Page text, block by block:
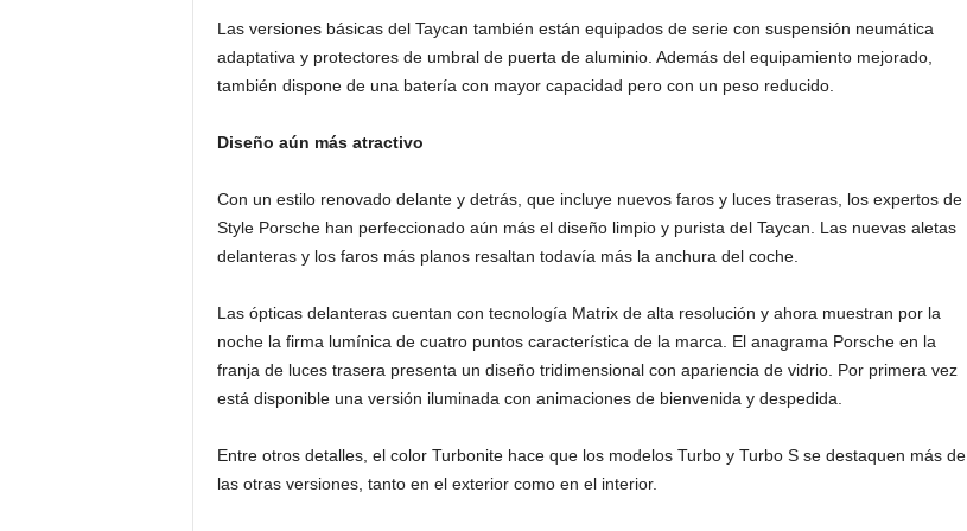
Las versiones básicas del Taycan también están equipados de serie con suspensión neumática
adaptativa y protectores de umbral de puerta de aluminio. Además del equipamiento mejorado,
también dispone de una batería con mayor capacidad pero con un peso reducido.
Diseño aún más atractivo
Con un estilo renovado delante y detrás, que incluye nuevos faros y luces traseras, los expertos de
Style Porsche han perfeccionado aún más el diseño limpio y purista del Taycan. Las nuevas aletas
delanteras y los faros más planos resaltan todavía más la anchura del coche.
Las ópticas delanteras cuentan con tecnología Matrix de alta resolución y ahora muestran por la
noche la firma lumínica de cuatro puntos característica de la marca. El anagrama Porsche en la
franja de luces trasera presenta un diseño tridimensional con apariencia de vidrio. Por primera vez
está disponible una versión iluminada con animaciones de bienvenida y despedida.
Entre otros detalles, el color Turbonite hace que los modelos Turbo y Turbo S se destaquen más de
las otras versiones, tanto en el exterior como en el interior.